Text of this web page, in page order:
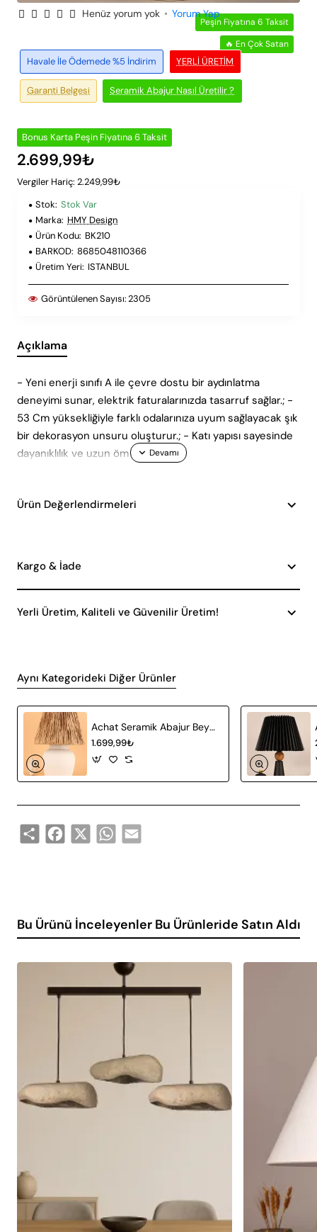
Peşin Fiyatına 6 Taksit
🔥 En Çok Satan
YERLI ÜRETIM
Havale İle Ödemede %5 İndirim
Seramik Abajur Nasıl Üretilir ?
Garanti Belgesi
Henüz yorum yok • Yorum Yap
Bonus Karta Peşin Fiyatına 6 Taksit
2.699,99₺
Vergiler Hariç: 2.249,99₺
Stok: Stok Var
Marka: HMY Design
Ürün Kodu: BK210
BARKOD: 8685048110366
Üretim Yeri: ISTANBUL
Görüntülenen Sayısı:2305
Açıklama
- Yeni enerji sınıfı A ile çevre dostu bir aydınlatma
deneyimi sunar, elektrik faturalarınızda tasarruf sağlar.; -
53 Cm yüksekliğiyle farklı odalarınıza uyum sağlayacak şık
bir dekorasyon unsuru oluşturur.; - Katı yapısı sayesinde
dayanıklılık ve uzun öm
Ürün Değerlendirmeleri
Kargo & İade
Yerli Üretim, Kaliteli ve Güvenilir Üretim!
Aynı Kategorideki Diğer Ürünler
Achat Seramik Abajur Beyaz Hasır
1.699,99₺
Share Facebook
X WhatsApp
Email
Bu Ürünü İnceleyenler Bu Ürünleride Satın Aldı